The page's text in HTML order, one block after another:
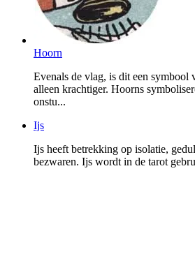
Hoorn
Evenals de vlag, is dit een symbool
alleen krachtiger. Hoorns
onstu...
Ijs
Ijs heeft betrekking op isolatie,
bezwaren. Ijs wordt in de tarot